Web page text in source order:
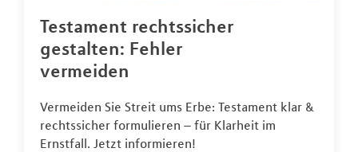
Testament rechtssicher
gestalten: Fehler
vermeiden
Vermeiden Sie Streit ums Erbe: Testament klar &
rechtssicher formulieren – für Klarheit im
Ernstfall. Jetzt informieren!